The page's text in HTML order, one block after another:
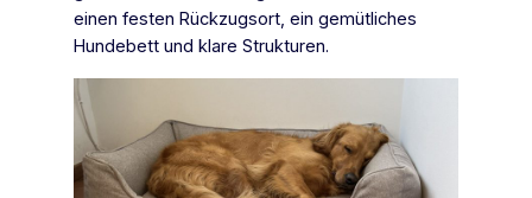
einen festen Rückzugsort, ein gemütliches
Hundebett und klare Strukturen.